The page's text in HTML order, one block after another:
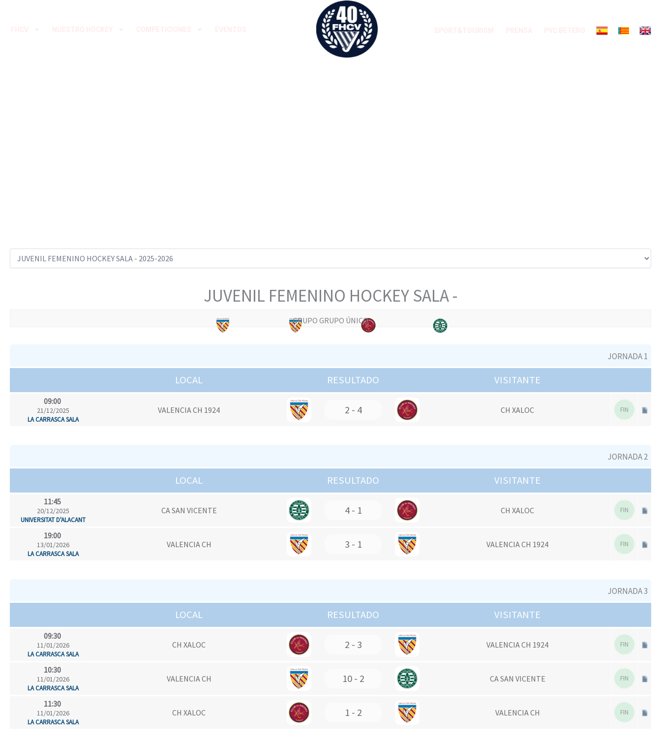
JUVENIL FEMENINO HOCKEY SALA -
GRUPO GRUPO ÚNICO
JORNADA 1
LOCAL RESULTADO VISITANTE
09:00
21/12/2025
LA CARRASCA SALA
VALENCIA CH 1924 2 - 4 CH XALOC FIN
JORNADA 2
LOCAL RESULTADO VISITANTE
11:45
20/12/2025
UNIVERSITAT D'ALACANT
CA SAN VICENTE 4 - 1 CH XALOC FIN
19:00
13/01/2026
LA CARRASCA SALA
VALENCIA CH 3 - 1 VALENCIA CH 1924 FIN
JORNADA 3
LOCAL RESULTADO VISITANTE
09:30
11/01/2026
LA CARRASCA SALA
CH XALOC 2 - 3 VALENCIA CH 1924 FIN
10:30
11/01/2026
LA CARRASCA SALA
VALENCIA CH 10 - 2 CA SAN VICENTE FIN
11:30
11/01/2026
LA CARRASCA SALA
CH XALOC 1 - 2 VALENCIA CH FIN